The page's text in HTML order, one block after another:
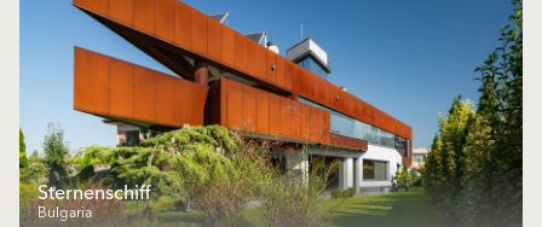
Sternenschiff
Bulgaria